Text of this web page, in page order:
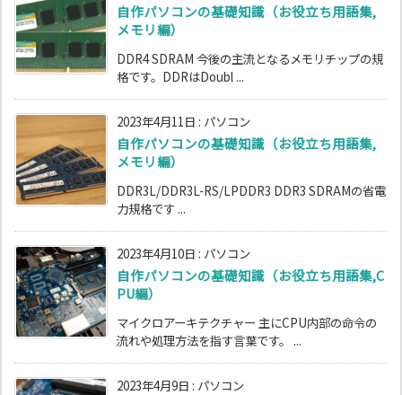
自作パソコンの基礎知識（お役立ち用語集,
メモリ編）
DDR4 SDRAM 今後の主流となるメモリチップの規
格です。DDRはDoubl ...
2023年4月11日 : パソコン
自作パソコンの基礎知識（お役立ち用語集,
メモリ編）
DDR3L/DDR3L-RS/LPDDR3 DDR3 SDRAMの省電
力規格です ...
2023年4月10日 : パソコン
自作パソコンの基礎知識（お役立ち用語集,C
PU編）
マイクロアーキテクチャー 主にCPU内部の命令の
流れや処理方法を指す言葉です。 ...
2023年4月9日 : パソコン